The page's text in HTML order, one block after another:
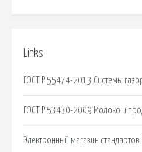
Links
ГОСТ Р 55474-2013 Системы
ГОСТ Р 53430-2009 Молоко и
Электронный магазин